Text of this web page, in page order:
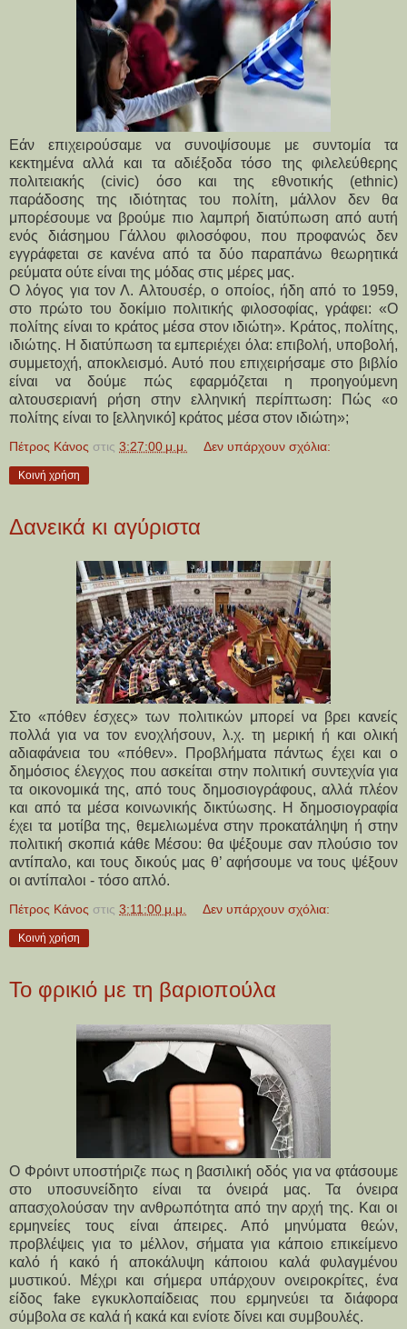
Εάν επιχειρούσαμε να συνοψίσουμε με συντομία τα
κεκτημένα αλλά και τα αδιέξοδα τόσο της φιλελεύθερης
πολιτειακής (civic) όσο και της εθνοτικής (ethnic)
παράδοσης της ιδιότητας του πολίτη, μάλλον δεν θα
μπορέσουμε να βρούμε πιο λαμπρή διατύπωση από αυτή
ενός διάσημου Γάλλου φιλοσόφου, που προφανώς δεν
εγγράφεται σε κανένα από τα δύο παραπάνω θεωρητικά
ρεύματα ούτε είναι της μόδας στις μέρες μας.
Ο λόγος για τον Λ. Αλτουσέρ, ο οποίος, ήδη από το 1959,
στο πρώτο του δοκίμιο πολιτικής φιλοσοφίας, γράφει: «Ο
πολίτης είναι το κράτος μέσα στον ιδιώτη». Κράτος, πολίτης,
ιδιώτης. Η διατύπωση τα εμπεριέχει όλα: επιβολή, υποβολή,
συμμετοχή, αποκλεισμό. Αυτό που επιχειρήσαμε στο βιβλίο
είναι να δούμε πώς εφαρμόζεται η προηγούμενη
αλτουσεριανή ρήση στην ελληνική περίπτωση: Πώς «ο
πολίτης είναι το [ελληνικό] κράτος μέσα στον ιδιώτη»;
Πέτρος Κάνος στις 3:27:00 μ.μ. Δεν υπάρχουν σχόλια:
Κοινή χρήση
Δανεικά κι αγύριστα
Στο «πόθεν έσχες» των πολιτικών μπορεί να βρει κανείς
πολλά για να τον ενοχλήσουν, λ.χ. τη μερική ή και ολική
αδιαφάνεια του «πόθεν». Προβλήματα πάντως έχει και ο
δημόσιος έλεγχος που ασκείται στην πολιτική συντεχνία για
τα οικονομικά της, από τους δημοσιογράφους, αλλά πλέον
και από τα μέσα κοινωνικής δικτύωσης. Η δημοσιογραφία
έχει τα μοτίβα της, θεμελιωμένα στην προκατάληψη ή στην
πολιτική σκοπιά κάθε Μέσου: θα ψέξουμε σαν πλούσιο τον
αντίπαλο, και τους δικούς μας θ’ αφήσουμε να τους ψέξουν
οι αντίπαλοι - τόσο απλό.
Πέτρος Κάνος στις 3:11:00 μ.μ. Δεν υπάρχουν σχόλια:
Κοινή χρήση
Το φρικιό με τη βαριοπούλα
Ο Φρόιντ υποστήριζε πως η βασιλική οδός για να φτάσουμε
στο υποσυνείδητο είναι τα όνειρά μας. Τα όνειρα
απασχολούσαν την ανθρωπότητα από την αρχή της. Και οι
ερμηνείες τους είναι άπειρες. Από μηνύματα θεών,
προβλέψεις για το μέλλον, σήματα για κάποιο επικείμενο
καλό ή κακό ή αποκάλυψη κάποιου καλά φυλαγμένου
μυστικού. Μέχρι και σήμερα υπάρχουν ονειροκρίτες, ένα
είδος fake εγκυκλοπαίδειας που ερμηνεύει τα διάφορα
σύμβολα σε καλά ή κακά και ενίοτε δίνει και συμβουλές.